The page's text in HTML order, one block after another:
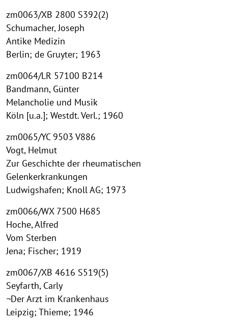
zm0063/XB 2800 S392(2)
Schumacher, Joseph
Antike Medizin
Berlin; de Gruyter; 1963
zm0064/LR 57100 B214
Bandmann, Günter
Melancholie und Musik
Köln [u.a.]; Westdt. Verl.; 1960
zm0065/YC 9503 V886
Vogt, Helmut
Zur Geschichte der rheumatischen
Gelenkerkrankungen
Ludwigshafen; Knoll AG; 1973
zm0066/WX 7500 H685
Hoche, Alfred
Vom Sterben
Jena; Fischer; 1919
zm0067/XB 4616 S519(5)
Seyfarth, Carly
¬Der Arzt im Krankenhaus
Leipzig; Thieme; 1946